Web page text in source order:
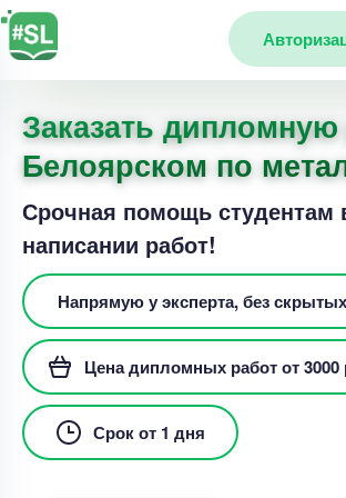
Заказать дипломную
Белоярском по
Срочная помощь студентам
написании работ!
Напрямую у эксперта, без
Цена дипломных работ от 3000
Срок от 1 дня